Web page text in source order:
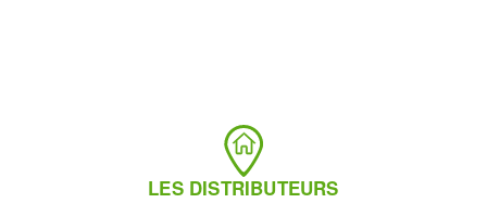
LES DISTRIBUTEURS